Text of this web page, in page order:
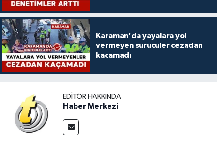
Karaman'da yayalara yol
vermeyen sürücüler cezadan
kaçamadı
EDITÖR HAKKINDA
Haber Merkezi